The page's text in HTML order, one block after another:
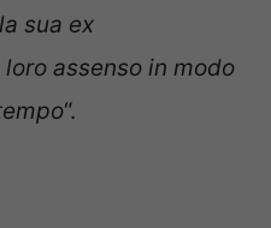
sua ex
assenso in modo
“.